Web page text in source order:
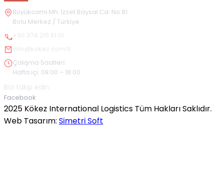
Büyükcami Mh. İzzet Baysal Cd. No:81
Bolu Merkez / Türkiye
+90 374 215 61 01
info@kokez.com.tr
Çalışma Saatleri:
Hafta içi: 09:00 – 18:00
Bizi takip edin:
Facebook
2025 Kökez International Logistics Tüm Hakları Saklıdır.
Web Tasarım: Simetri Soft